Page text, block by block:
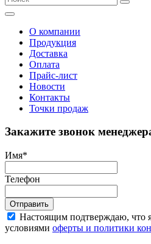
О компании
Продукция
Доставка
Оплата
Прайс-лист
Новости
Контакты
Точки продаж
Закажите звонок
Имя*
Телефон
Отправить
Настоящим подтверждаю, что
условиями оферты и политики